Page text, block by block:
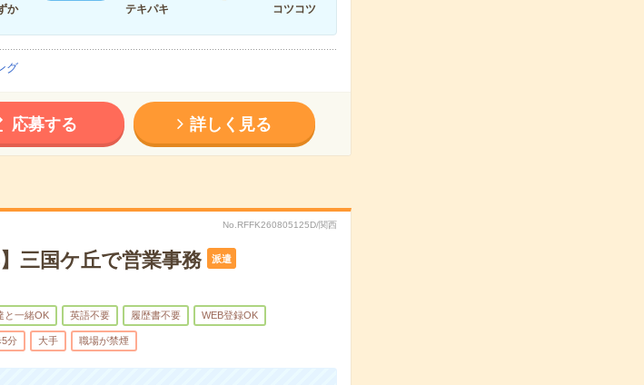
か
テキパキ
コツコツ
グ
応募する 詳しく見る
No.RFFK260805125D/関西
三国ケ丘で営業事務 派遣
と一緒OK 英語不要 履歴書不要 WEB登録OK
5分 大手 職場が禁煙